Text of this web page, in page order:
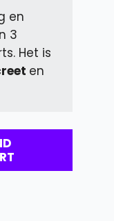
en
Het is
en